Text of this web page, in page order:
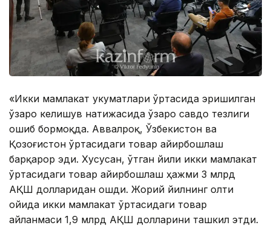
«Икки мамлакат Ҳукуматлари ўртасида эришилган
ўзаро келишув натижасида ўзаро савдо тезлиги
ошиб бормоқда. Аввалроқ, Ўзбекистон ва
Қозоғистон ўртасидаги товар айирбошлаш
барқарор эди. Хусусан, ўтган йили икки мамлакат
ўртасидаги товар айирбошлаш ҳажми 3 млрд
АҚШ долларидан ошди. Жорий йилнинг олти
ойида икки мамлакат ўртасидаги товар
айланмаси 1,9 млрд АҚШ долларини ташкил этди.